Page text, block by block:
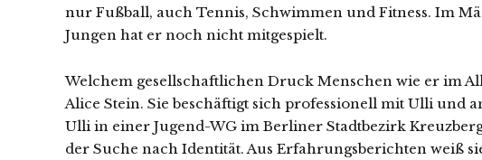
nur Fußball, auch Tennis, Schwimmen und Fitness. Im
Jungen hat er noch nicht mitgespielt.
Welchem gesellschaftlichen Druck Menschen wie er im
Alice Stein. Sie beschäftigt sich professionell mit Ulli und
Ulli in einer Jugend-WG im Berliner Stadtbezirk
der Suche nach Identität. Aus Erfahrungsberichten weiß